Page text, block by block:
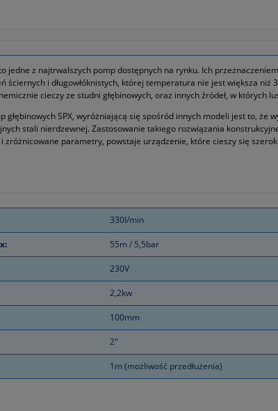
jedne z najtrwalszych pomp dostępnych na rynku. Ich
ściernych i długowłóknistych, której temperatura nie jest większa niż
cieczy ze studni głębinowych, oraz innych źródeł, w których
głębinowych SPX, wyróżniającą się spośród innych modeli jest to, że
stali nierdzewnej. Zastosowanie takiego rozwiązania
i zróżnicowane parametry, powstaje urządzenie, które cieszy się
330l/min
55m / 5,5bar
230V
2,2kw
100mm
2"
1m (możliwość przedłużenia)